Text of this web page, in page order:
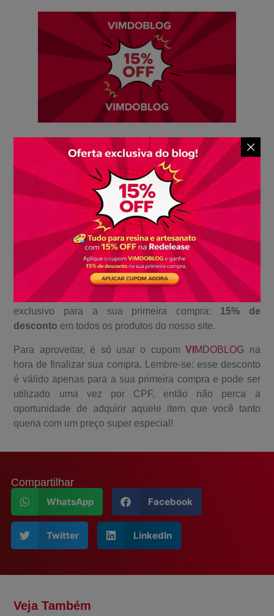
Aproveite 15% de
desconto na sua
primeira compra com
a Redelease
Aqui na Redelease, queremos dar as boas-vindas a
você de uma forma muito especial! Se você chegou até
nós por meio do nosso blog, temos um presente
exclusivo para a sua primeira compra: 15% de
desconto em todos os produtos do nosso site.
Para aproveitar, é só usar o cupomVI MDOBLOG na
hora de finalizar sua compra. Lembre-se: esse desconto
é válido apenas para a sua primeira compra e pode ser
utilizado uma vez por CPF, então não perca a
oportunidade de adquirir aquele item que você tanto
queria com um preço super especial!
Compartilhar
WhatsApp Facebook
Twitter LinkedIn
Veja Também